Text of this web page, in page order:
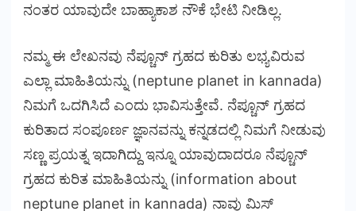
ನಂತರ ಯಾವುದೇ ಬಾಹ್ಯಾಕಾಶ ನೌಕೆ ಭೇಟಿ ನೀಡಿಲ್ಲ.
ನಮ್ಮ ಈ ಲೇಖನವು ನೆಪ್ಚೂನ್ ಗ್ರಹದ ಕುರಿತು ಲಭ್ಯವಿರುವ
ಎಲ್ಲಾ ಮಾಹಿತಿಯನ್ನು (neptune planet in kannada)
ನಿಮಗೆ ಒದಗಿಸಿದೆ ಎಂದು ಭಾವಿಸುತ್ತೇವೆ. ನೆಪ್ಚೂನ್ ಗ್ರಹದ
ಕುರಿತಾದ ಸಂಪೂರ್ಣ ಜ್ಞಾನವನ್ನು ಕನ್ನಡದಲ್ಲಿ ನಿಮಗೆ ನೀಡುವು
ಸಣ್ಣ ಪ್ರಯತ್ನ ಇದಾಗಿದ್ದು ಇನ್ನೂ ಯಾವುದಾದರೂ ನೆಪ್ಚೂನ್
ಗ್ರಹದ ಕುರಿತ ಮಾಹಿತಿಯನ್ನು (information about
neptune planet in kannada) ನಾವು ಮಿಸ್